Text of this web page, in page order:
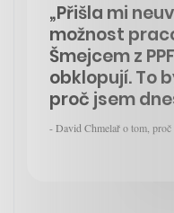
„Přišla mi
možnost
Šmejcem z
obklopují. To
proč jsem
- David Chmelař o tom,